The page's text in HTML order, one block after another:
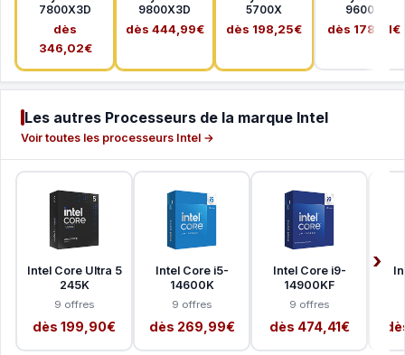
7800X3D
dès
346,02€
9800X3D
dès 444,99€
5700X
dès 198,25€
9600X
dès 178,41€
Les autres Processeurs de la marque Intel
Voir toutes les processeurs Intel →
Intel Core Ultra 5
245K
9 offres
dès 199,90€
Intel Core i5-
14600K
9 offres
dès 269,99€
Intel Core i9-
14900KF
9 offres
dès 474,41€